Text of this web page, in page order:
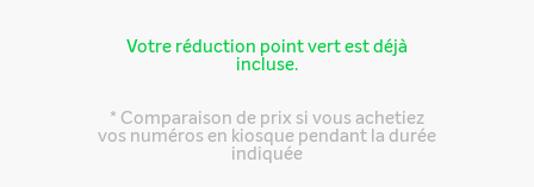
Votre réduction point vert est déjà
incluse.
* Comparaison de prix si vous achetiez
vos numéros en kiosque pendant la durée
indiquée